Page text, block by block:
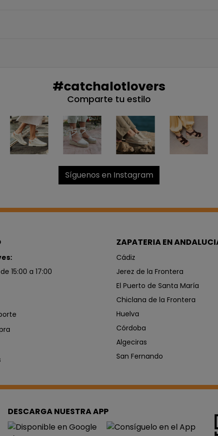
#catchalotlovers
Comparte tu estilo
Síguenos en Instagram
15:00 a 17:00
ZAPATERIA EN
Cádiz
Jerez de la Frontera
El Puerto de Santa María
Chiclana de la Frontera
Huelva
Córdoba
Algeciras
San Fernando
DESCARGA NUESTRA APP